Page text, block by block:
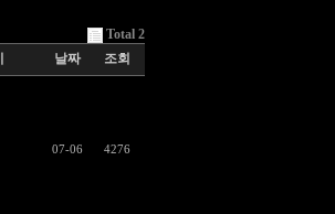
Total 2
날짜 조회
07-06 4276